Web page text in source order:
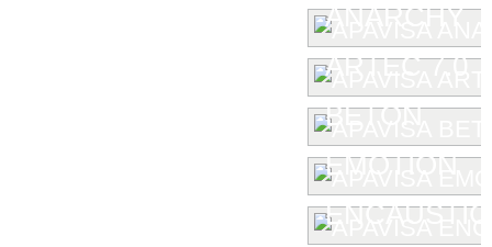
ANARCHY
ARTEC 7.0
BETON
EMOTION
ENCAUSTIC